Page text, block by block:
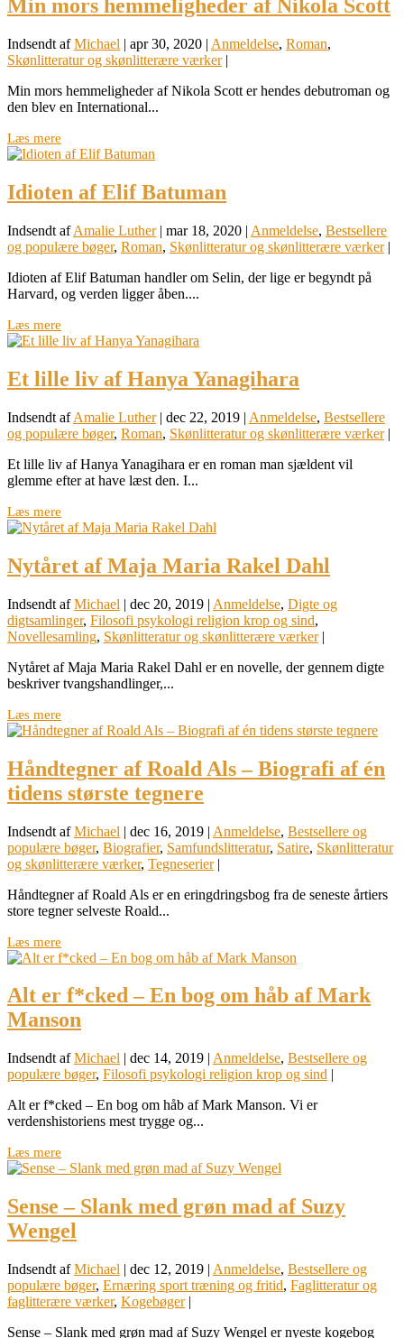
Min mors hemmeligheder af Nikola Scott
Indsendt afMichael | apr 30, 2020 | Anmeldelse, Roman,
Skønlitteratur og skønlitterære værker|
Min mors hemmeligheder af Nikola Scott er hendes debutroman og
den blev en International...
Læs mere
Idioten af Elif Batuman
Indsendt afAmalie Luther| mar 18, 2020 | Anmeldelse, Bestsellere
og populære bøger, Roman, Skønlitteratur og skønlitterære værker|
Idioten af Elif Batuman handler om Selin, der lige er begyndt på
Harvard, og verden ligger åben....
Læs mere
Et lille liv af Hanya Yanagihara
Indsendt afAmalie Luther| dec 22, 2019 | Anmeldelse, Bestsellere
og populære bøger, Roman, Skønlitteratur og skønlitterære værker|
Et lille liv af Hanya Yanagihara er en roman man sjældent vil
glemme efter at have læst den. I...
Læs mere
Nytåret af Maja Maria Rakel Dahl
Indsendt afMichael | dec 20, 2019 | Anmeldelse, Digte og
digtsamlinger, Filosofi psykologi religion krop og sind,
Novellesamling, Skønlitteratur og skønlitterære værker|
Nytåret af Maja Maria Rakel Dahl er en novelle, der gennem digte
beskriver tvangshandlinger,...
Læs mere
Håndtegner af Roald Als – Biografi af én
tidens største tegnere
Indsendt afMichael | dec 16, 2019 | Anmeldelse, Bestsellere og
populære bøger, Biografier, Samfundslitteratur, Satire, Skønlitteratur
og skønlitterære værker, Tegneserier|
Håndtegner af Roald Als er en eringdringsbog fra de seneste årtiers
store tegner selveste Roald...
Læs mere
Alt er f*cked – En bog om håb af Mark
Manson
Indsendt afMichael | dec 14, 2019 | Anmeldelse, Bestsellere og
populære bøger, Filosofi psykologi religion krop og sind |
Alt er f*cked – En bog om håb af Mark Manson. Vi er
verdenshistoriens mest trygge og...
Læs mere
Sense – Slank med grøn mad af Suzy
Wengel
Indsendt afMichael | dec 12, 2019 | Anmeldelse, Bestsellere og
populære bøger, Ernæring sport træning og fritid, Faglitteratur og
faglitterære værker, Kogebøger|
Sense – Slank med grøn mad af Suzy Wengel er nyeste kogebog